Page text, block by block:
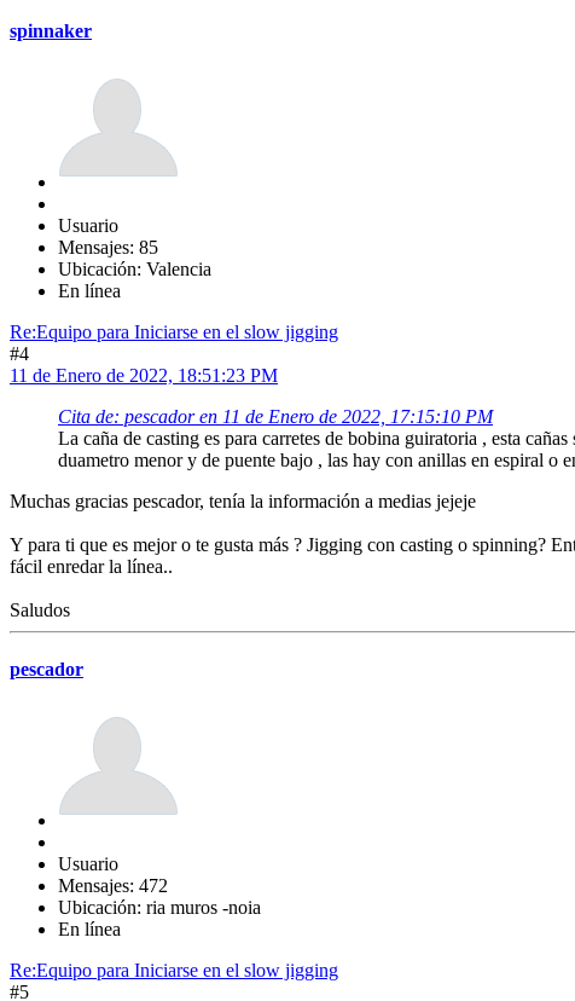
spinnaker
Usuario
Mensajes: 85
Ubicación: Valencia
En línea
Re:Equipo para Iniciarse en el slow jigging
#4
11 de Enero de 2022, 18:51:23 PM
Cita de: pescador en 11 de Enero de 2022, 17:15:10 PM
La caña de casting es para carretes de bobina guiratoria , esta
duametro menor y de puente bajo , las hay con anillas en espiral o
Muchas gracias pescador, tenía la información a medias jejeje
Y para ti que es mejor o te gusta más ? Jigging con casting o spinning?
fácil enredar la línea..
Saludos
pescador
Usuario
Mensajes: 472
Ubicación: ria muros -noia
En línea
Re:Equipo para Iniciarse en el slow jigging
#5